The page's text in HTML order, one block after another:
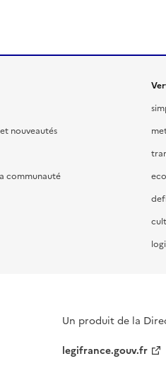
nouveautés
communauté
Un produit de la
legifrance.gouv.fr